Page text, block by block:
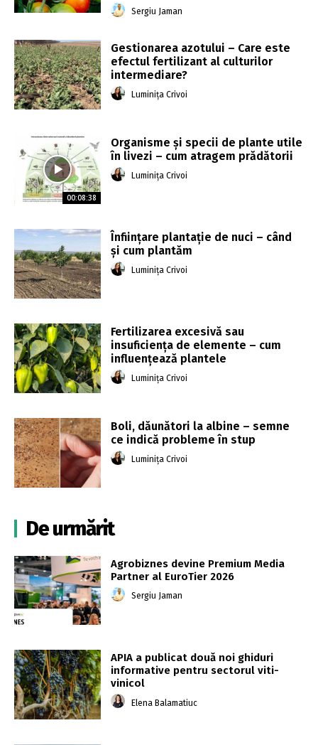
Sergiu Jaman
Gestionarea azotului – Care este
efectul fertilizant al culturilor
intermediare?
Luminița Crivoi
00:08:38
Organisme și specii de plante utile
în livezi – cum atragem prădătorii
Luminița Crivoi
Înființare plantație de nuci – când
și cum plantăm
Luminița Crivoi
Fertilizarea excesivă sau
insuficiența de elemente – cum
influențează plantele
Luminița Crivoi
Boli, dăunători la albine – semne
ce indică probleme în stup
Luminița Crivoi
De urmărit
Agrobiznes devine Premium Media
Partner al EuroTier 2026
Sergiu Jaman
APIA a publicat două noi ghiduri
informative pentru sectorul viti-
vinicol
Elena Balamatiuc